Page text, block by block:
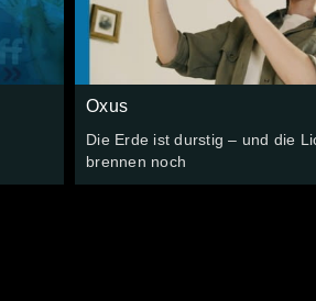
Oxus
Die Erde ist durstig – und die
brennen noch